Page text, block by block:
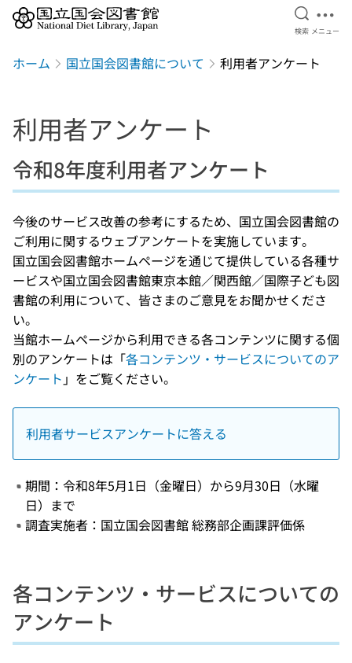
検索を
検索 メ
メニュー
ホーム 国立国会図書館について 利用者アンケート
利用者アンケート
令和8年度利用者アンケート
今後のサービス改善の参考にするため、国立国会図書館の
ご利用に関するウェブアンケートを実施しています。
国立国会図書館ホームページを通じて提供している各種サ
ービスや国立国会図書館東京本館／関西館／国際子ども図
書館の利用について、皆さまのご意見をお聞かせくださ
い。
当館ホームページから利用できる各コンテンツに関する個
別のアンケートは「各コンテンツ・サービスについてのア
ンケート 」をご覧ください。
利用者サービスアンケートに答える
期間：令和8年5月1日（金曜日）から9月30日（水曜
日）まで
調査実施者：国立国会図書館 総務部企画課評価係
各コンテンツ・サービスについての
アンケート